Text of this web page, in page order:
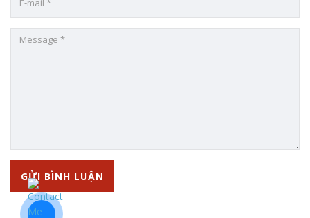
TRUNG TÂM ANH NGỮ VIỆT MỸ SÀI GÒN VUSG
Add: 320/2A Đông Hưng Thuận 2, P. Đông Hưng Thuận, Quận
12, TP.HCM
CN1: 144-146-148 Trịnh Quang Nghị, P.7, Quận 8, TP.HCM